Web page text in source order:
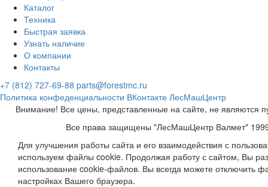
Каталог
Техника
Быстрая заявка
Узнать наличие
О компании
Контакты
+7 (812) 727-69-88 parts@forestmc.ru
Политика конфеденциальности ВКонтакте ЛесМашЦентр
Внимание! Все цены, представленные на сайте, не являются
Все права защищены "ЛесМашЦентр Валмет"
Для улучшения работы сайта и его взаимодействия с
используем файлы cookie. Продолжая работу с сайтом, Вы
использование cookie-файлов. Вы всегда можете отключить
настройках Вашего браузера.